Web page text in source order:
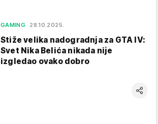
GAMING 28.10.2025.
Stiže velika nadogradnja za GTA IV:
Svet Nika Belića nikada nije
izgledao ovako dobro